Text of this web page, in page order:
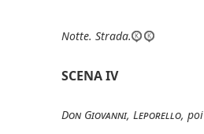
Notte. Strada.
SCENA IV
Don Giovanni, Leporello, poi